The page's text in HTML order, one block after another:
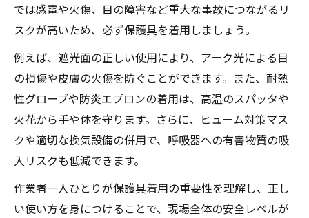
では感電や火傷、目の障害など重大な事故につながるリ
スクが高いため、必ず保護具を着用しましょう。
例えば、遮光面の正しい使用により、アーク光による目
の損傷や皮膚の火傷を防ぐことができます。また、耐熱
性グローブや防炎エプロンの着用は、高温のスパッタや
火花から手や体を守ります。さらに、ヒューム対策マス
クや適切な換気設備の併用で、呼吸器への有害物質の吸
入リスクも低減できます。
作業者一人ひとりが保護具着用の重要性を理解し、正し
い使い方を身につけることで、現場全体の安全レベルが